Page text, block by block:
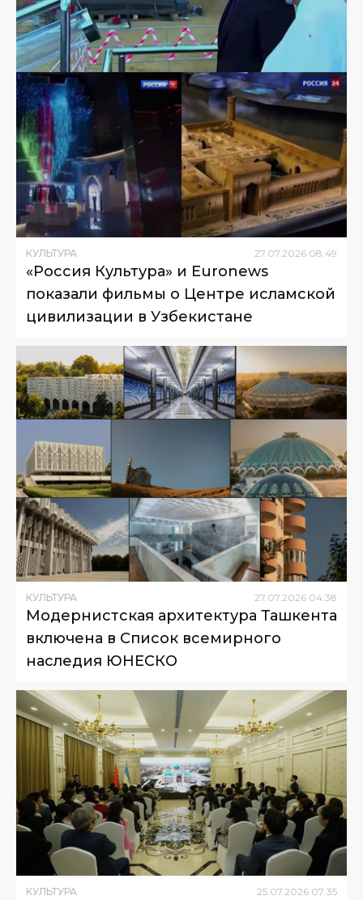
КУЛЬТУРА 27.07.2026 08:49
«Россия Культура» и Euronews
показали фильмы о Центре исламской
цивилизации в Узбекистане
КУЛЬТУРА 27 07 2026 04:38
Модернистская архитектура Ташкента
включена в Список всемирного
наследия ЮНЕСКО
КУЛЬТУРА 25.07.2026 07:35